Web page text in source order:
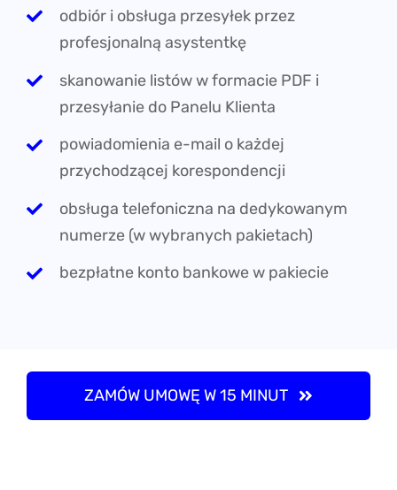
odbiór i obsługa przesyłek przez
profesjonalną asystentkę
skanowanie listów w formacie PDF i
przesyłanie do Panelu Klienta
powiadomienia e-mail o każdej
przychodzącej korespondencji
obsługa telefoniczna na dedykowanym
numerze (w wybranych pakietach)
bezpłatne konto bankowe w pakiecie
ZAMÓW UMOWĘ W 15 MINUT